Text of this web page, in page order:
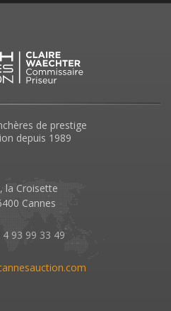
de prestige
depuis 1989
la Croisette
Cannes
4 93 99 33 49